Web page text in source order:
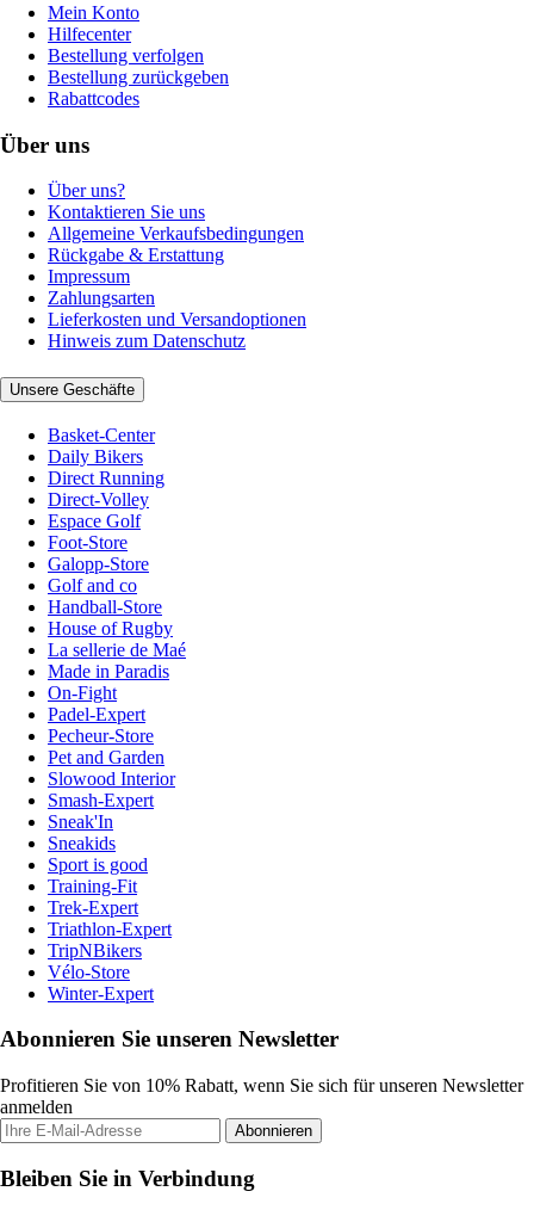
Mein Konto
Hilfecenter
Bestellung verfolgen
Bestellung zurückgeben
Rabattcodes
Über uns
Über uns?
Kontaktieren Sie uns
Allgemeine Verkaufsbedingungen
Rückgabe & Erstattung
Impressum
Zahlungsarten
Lieferkosten und Versandoptionen
Hinweis zum Datenschutz
Unsere Geschäfte
Basket-Center
Daily Bikers
Direct Running
Direct-Volley
Espace Golf
Foot-Store
Galopp-Store
Golf and co
Handball-Store
House of Rugby
La sellerie de Maé
Made in Paradis
On-Fight
Padel-Expert
Pecheur-Store
Pet and Garden
Slowood Interior
Smash-Expert
Sneak'In
Sneakids
Sport is good
Training-Fit
Trek-Expert
Triathlon-Expert
TripNBikers
Vélo-Store
Winter-Expert
Abonnieren Sie unseren Newsletter
Profitieren Sie von 10% Rabatt, wenn Sie sich für unseren Newsletter
anmelden
Abonnieren
Bleiben Sie in Verbindung